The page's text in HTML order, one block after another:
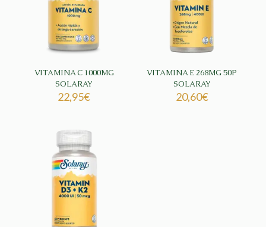
VITAMINA C 1000MG
SOLARAY
22,95€
VITAMINA E 268MG 50P
SOLARAY
20,60€